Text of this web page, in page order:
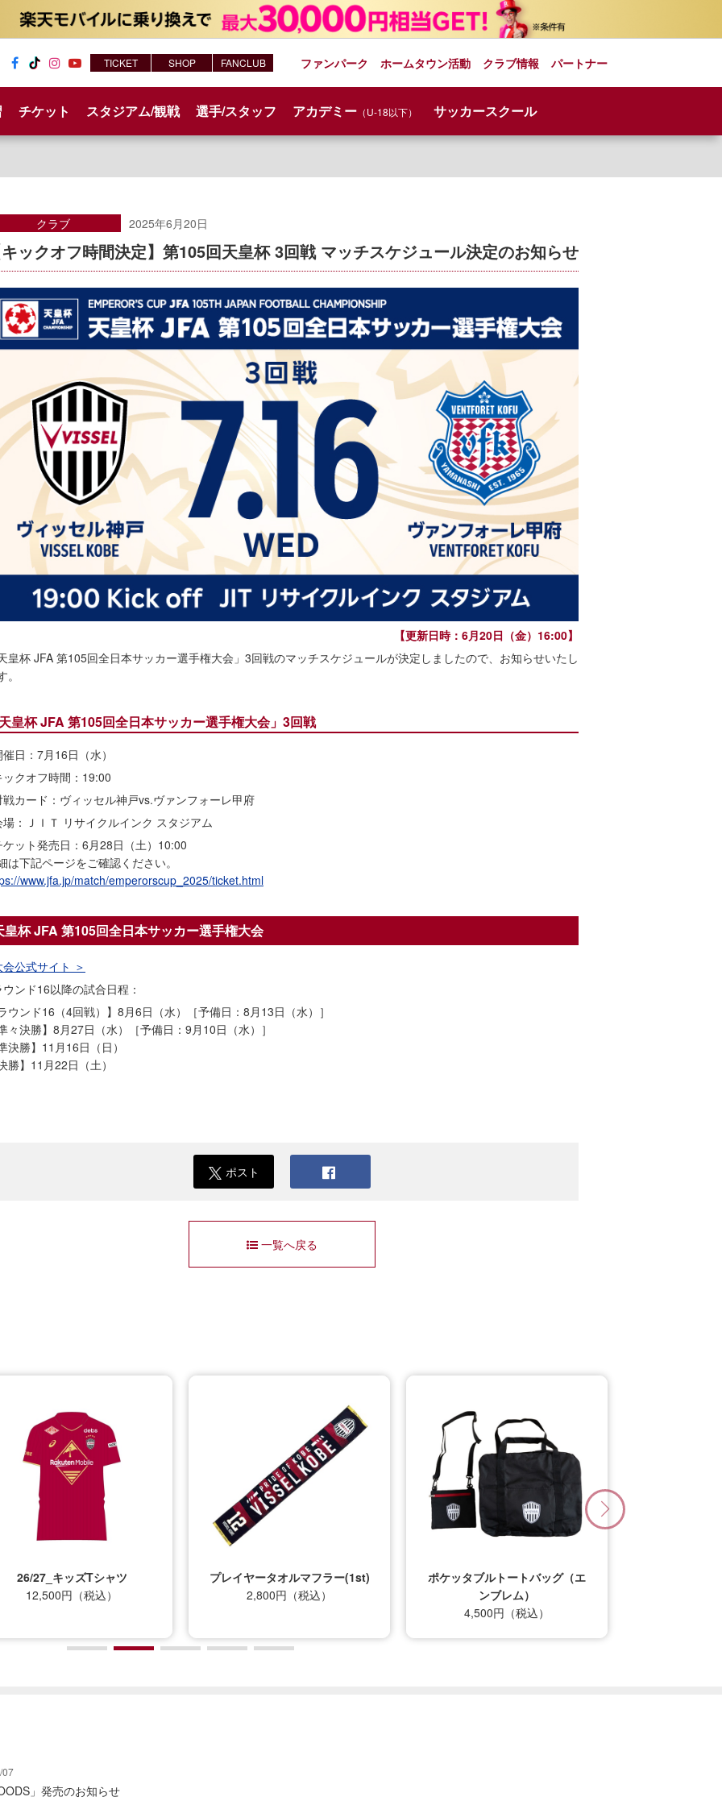
am e
チケット スタジアム/観戦 選手/スタッフ アカデミー（U-18以下） サッカースクール
ファンパーク ホームタウン活動 クラブ情報 パートナー
TICKET SHOP FANCLUB
クラブ 2025年6月20日
キックオフ時間決定】第105回天皇杯 3回戦 マッチスケジュール決定のお知らせ
【更新日時：6月20日（金）16:00】
天皇杯 JFA 第105回全日本サッカー選手権大会」3回戦のマッチスケジュールが決定しましたので、お知らせいたし
。
天皇杯 JFA 第105回全日本サッカー選手権大会」3回戦
日：7月16日（水）
ックオフ時間：19:00
戦カード：ヴィッセル神戸vs.ヴァンフォーレ甲府
場：ＪＩＴ リサイクルインク スタジアム
ケット発売日：6月28日（土）10:00
は下記ページをご確認ください。
www.jfa.jp/match/emperorscup_2025/ticket.html
皇杯 JFA 第105回全日本サッカー選手権大会
会公式サイト ＞
ンド16以降の試合日程：
ラウンド16（4回戦）】8月6日（水）［予備日：8月13日（水）］
準々決勝】8月27日（水）［予備日：9月10日（水）］
決勝】11月16日（日）
勝】11月22日（土）
ポスト
一覧へ戻る
プレイヤータオルマフラー(1st)
2,800円（税込）
ポケッタブルトートバッグ（エ
ンブレム）
26/27_【レプリカ】ユニフォー
ム（1st）
22,000円（税込）
07
」発売のお知らせ